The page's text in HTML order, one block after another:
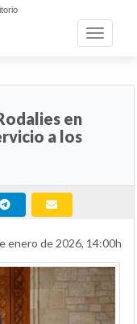
Toggle
en
a los
enero de 2026, 14:00h